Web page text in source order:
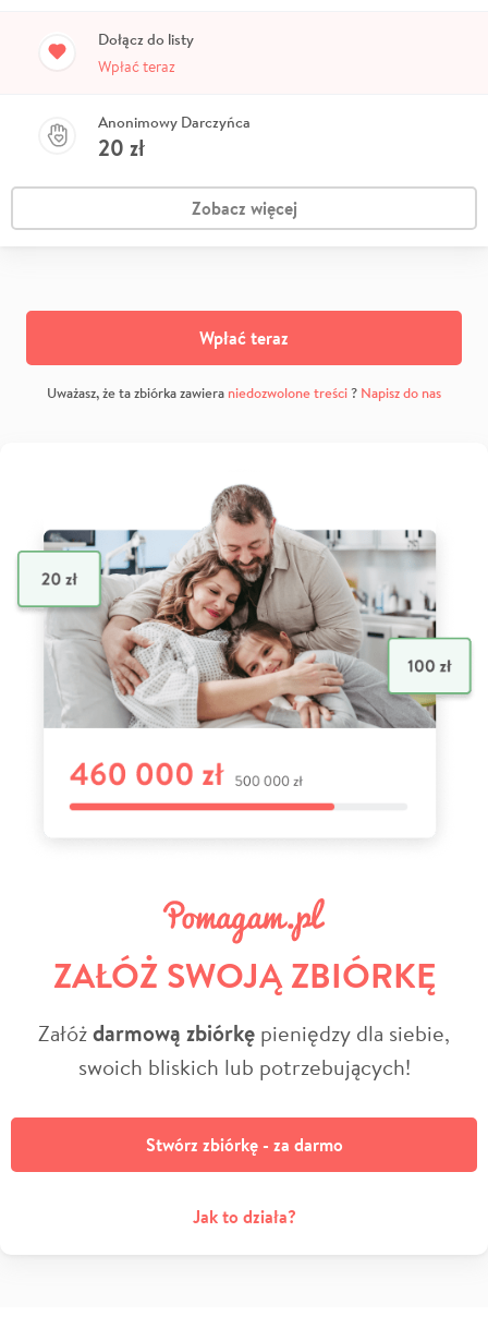
Dołącz do listy
Wpłać teraz
Anonimowy Darczyńca
20 zł
Zobacz więcej
Wpłać teraz
Uważasz, że ta zbiórka zawiera niedozwolone treści? Napisz do nas
ZAŁÓŻ SWOJĄ ZBIÓRKĘ
Załóżdarmową zbiórkę pieniędzy dla siebie,
swoich bliskich lub potrzebujących!
Stwórz zbiórkę - za darmo
Jak to działa?